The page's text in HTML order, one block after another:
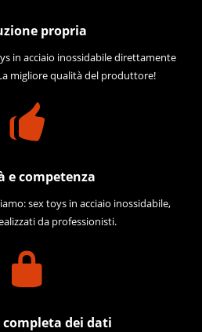
propria
in acciaio inossidabile direttamente
migliore qualità del produttore!
e competenza
sex toys in acciaio inossidabile,
da professionisti.
completa dei dati